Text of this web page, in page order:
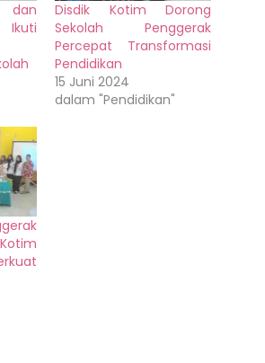
dan
Disdik Kotim Dorong
Sekolah Penggerak
Percepat Transformasi
Pendidikan
15 Juni 2024
dalam "Pendidikan"